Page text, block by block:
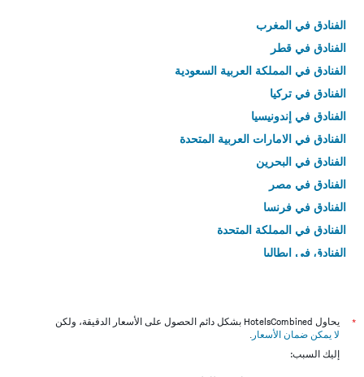
الفنادق في المغرب
الفنادق في قطر
الفنادق في المملكة العربية السعودية
الفنادق في تركيا
الفنادق في إندونيسيا
الفنادق في الامارات العربية المتحدة
الفنادق في البحرين
الفنادق في مصر
الفنادق في فرنسا
الفنادق في المملكة المتحدة
الفنادق في إيطاليا
*
يحاول HotelsCombined بشكل دائم الحصول على الأسعار الدقيقة، ولكن
لا يمكن ضمان الأسعار .
إليك السبب: